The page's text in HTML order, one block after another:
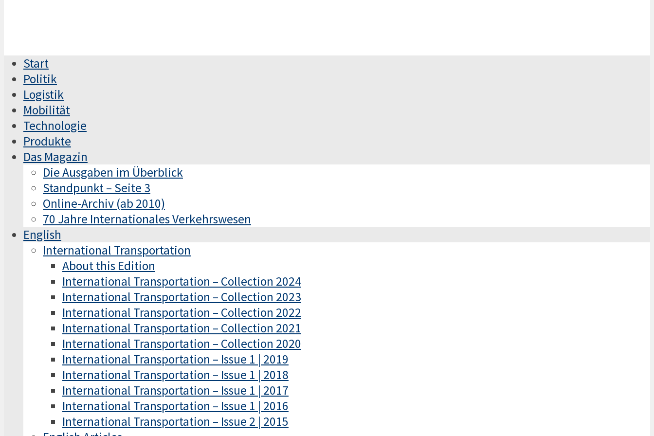
Start
Politik
Logistik
Mobilität
Technologie
Produkte
Das Magazin
Die Ausgaben im Überblick
Standpunkt – Seite 3
Online-Archiv (ab 2010)
70 Jahre Internationales Verkehrswesen
English
International Transportation
About this Edition
International Transportation – Collection 2024
International Transportation – Collection 2023
International Transportation – Collection 2022
International Transportation – Collection 2021
International Transportation – Collection 2020
International Transportation – Issue 1 | 2019
International Transportation – Issue 1 | 2018
International Transportation – Issue 1 | 2017
International Transportation – Issue 1 | 2016
International Transportation – Issue 2 | 2015